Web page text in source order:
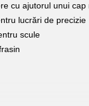
cu ajutorul unui
lucrări de precizie
scule